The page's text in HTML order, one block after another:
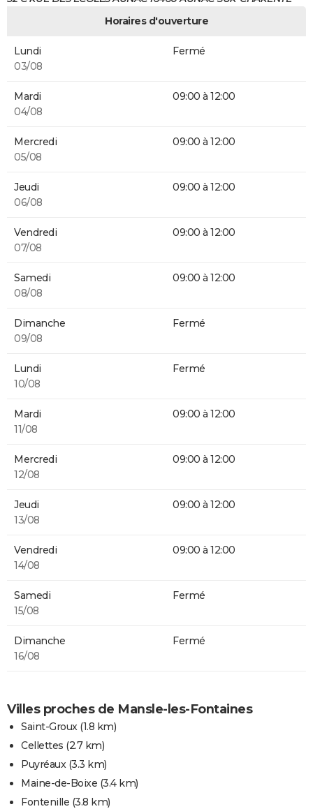
Horaires d'ouverture
Lundi
03/08
Fermé
Mardi
04/08
09:00 à 12:00
Mercredi
05/08
09:00 à 12:00
Jeudi
06/08
09:00 à 12:00
Vendredi
07/08
09:00 à 12:00
Samedi
08/08
09:00 à 12:00
Dimanche
09/08
Fermé
Lundi
10/08
Fermé
Mardi
11/08
09:00 à 12:00
Mercredi
12/08
09:00 à 12:00
Jeudi
13/08
09:00 à 12:00
Vendredi
14/08
09:00 à 12:00
Samedi
15/08
Fermé
Dimanche
16/08
Fermé
Villes proches de Mansle-les-Fontaines
Saint-Groux(1.8 km)
Cellettes (2.7 km)
Puyréaux(3.3 km)
Maine-de-Boixe (3.4 km)
Fontenille (3.8 km)